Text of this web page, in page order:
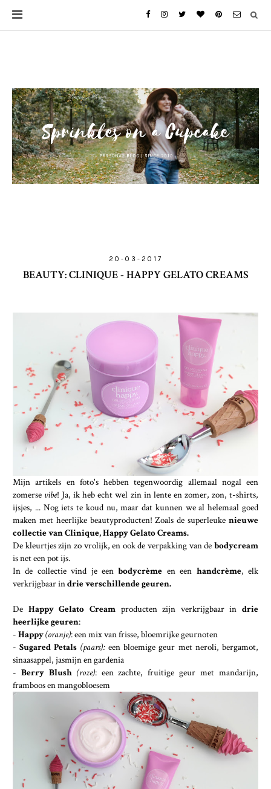
20-03-2017
BEAUTY: CLINIQUE - HAPPY GELATO CREAMS
Mijn artikels en foto's hebben tegenwoordig allemaal nogal een
zomerse vibe! Ja, ik heb echt wel zin in lente en zomer, zon, t-shirts,
ijsjes, ... Nog iets te koud nu, maar dat kunnen we al helemaal goed
maken met heerlijke beautyproducten! Zoals de superleuke nieuwe
collectie van Clinique, Happy Gelato Creams.
De kleurtjes zijn zo vrolijk, en ook de verpakking van de bodycream
is net een pot ijs.
In de collectie vind je eenbodycrème en een handcrème, elk
verkrijgbaar indrie verschillende geuren.
De Happy Gelato Cream producten zijn verkrijgbaar in drie
heerlijke geuren:
- Happy(oranje): een mix van frisse, bloemrijke geurnoten
-Sugared Petals (paars):een bloemige geur met neroli, bergamot,
sinaasappel, jasmijn en gardenia
- Berry Blush(roze): een zachte, fruitige geur met mandarijn,
framboos en mangobloesem